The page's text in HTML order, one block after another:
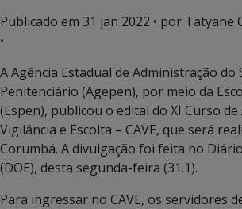
Publicado em 31 jan 2022 • por Tatyane
•
A Agência Estadual de Administração do
Penitenciário (Agepen), por meio da
(Espen), publicou o edital do XI Curso
Vigilância e Escolta – CAVE, que será
Corumbá. A divulgação foi feita no
(DOE), desta segunda-feira (31.1).
Para ingressar no CAVE, os servidores